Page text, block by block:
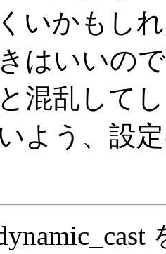
いかもし
はいいの
混乱して
よう、設